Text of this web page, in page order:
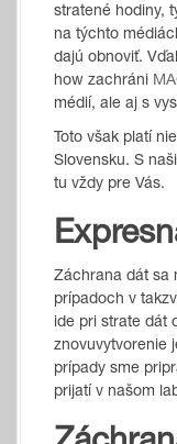
stratené hodiny,
na týchto
dajú obnoviť.
how zachráni
médií, ale aj s
Toto však platí
Slovensku. S
tu vždy pre Vás.
Záchrana dát sa
prípadoch v
ide pri strate dát
znovuvytvorenie
prípady sme
prijatí v našom